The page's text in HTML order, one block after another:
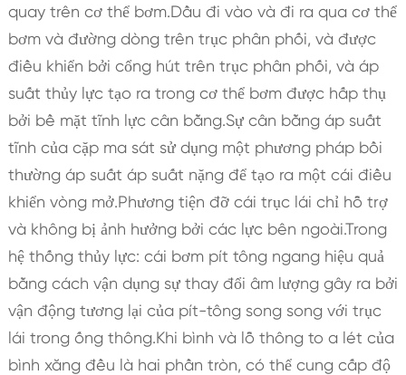
quay trên cơ thể bơm.Dầu đi vào và đi ra qua cơ thể
bơm và đường dòng trên trục phân phối, và được
điều khiển bởi cổng hút trên trục phân phối, và áp
suất thủy lực tạo ra trong cơ thể bơm được hấp thụ
bởi bề mặt tĩnh lực cân bằng.Sự cân bằng áp suất
tĩnh của cặp ma sát sử dụng một phương pháp bồi
thường áp suất áp suất nặng để tạo ra một cái điều
khiển vòng mở.Phương tiện đỡ cái trục lái chỉ hỗ trợ
và không bị ảnh hưởng bởi các lực bên ngoài.Trong
hệ thống thủy lực: cái bơm pít tông ngang hiệu quả
bằng cách vận dụng sự thay đổi âm lượng gây ra bởi
vận động tương lại của pít-tông song song với trục
lái trong ống thông.Khi bình và lỗ thông to a lét của
bình xăng đều là hai phần tròn, có thể cung cấp độ